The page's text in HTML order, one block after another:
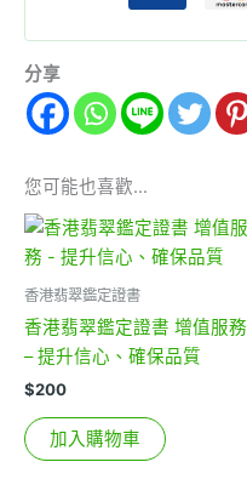
分享
您可能也喜歡…
香港翡翠鑑定證書
香港翡翠鑑定證書 增值服務
– 提升信心、確保品質
$200
加入購物車